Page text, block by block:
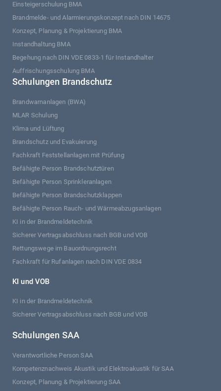
Einsteigerschulung BMA
Brandmelde- und Alarmierungskonzept nach DIN 14675
Konzept, Planung & Projektierung BMA
Instandhaltung BMA
Begehung nach DIN VDE 0833-1 für Instandhalter
Auffrischungsschulung BMA
Schulungen Brandschutz
Brandwarnanlagen (BWA)
MLAR Schulung
Klima und Lüftung
Brandschutz und Evakuierung
Fachkraft Feststellanlagen mit Prüfung
Befähigte Person Brandschutztüren
Befähigte Person Sprinkleranlagen
Befähigte Person Brandschutzklappen
Befähigte Person Rauch- und Wärmeabzugsanlagen
KI in der Brandmeldetechnik
Sicherer Vertragsabschluss nach BGB und VOB
Rettungswege im Bauordnungsrecht
Fachkraft für Rufanlagen nach DIN VDE 0834
KI und VOB
KI in der Brandmeldetechnik
Sicherer Vertragsabschluss nach BGB und VOB
Schulungen SAA
Verantwortliche Person SAA
Kompetenznachweis Akustik und Elektroakustik für SAA
Konzept, Planung & Projektierung SAA